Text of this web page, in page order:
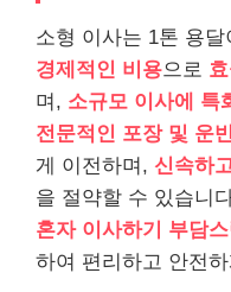
소형 이사는 1톤 용
경제적인 비용으로
며, 소규모 이사에 특
전문적인 포장 및 운
게 이전하며, 신속하
을 절약할 수 있습니
혼자 이사하기 부담
하여 편리하고 안전